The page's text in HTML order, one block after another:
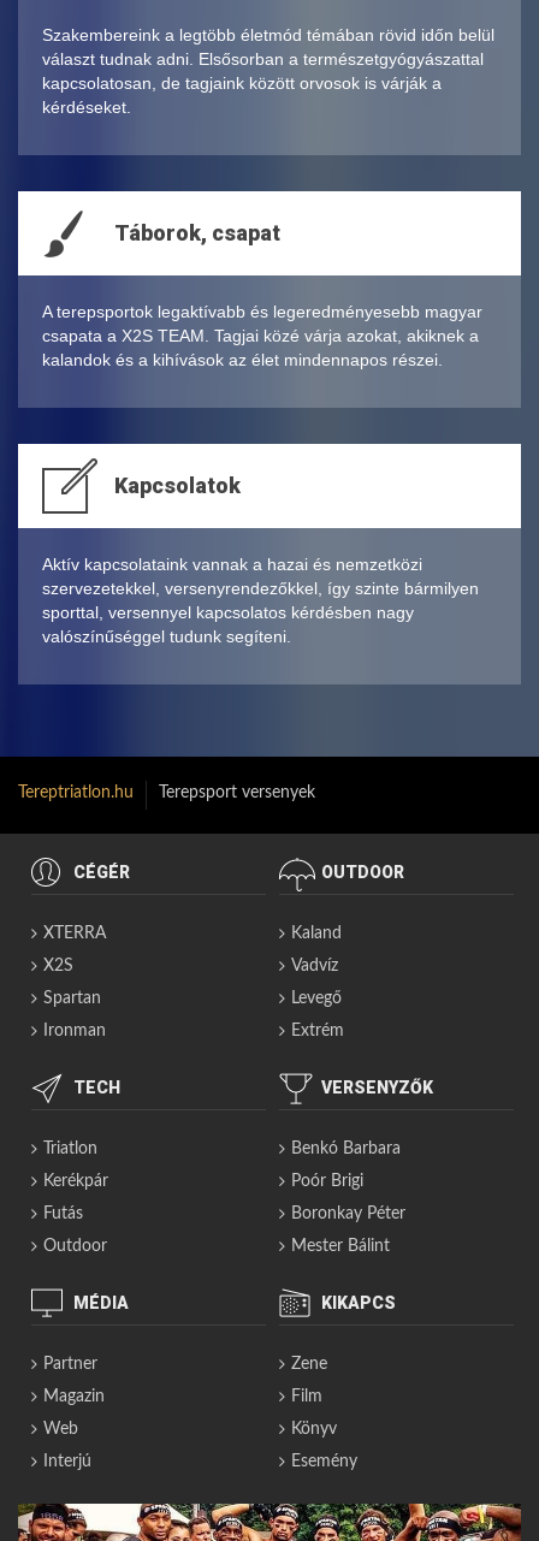
Szakembereink a legtöbb életmód témában rövid időn belül
választ tudnak adni. Elsősorban a természetgyógyászattal
kapcsolatosan, de tagjaink között orvosok is várják a
kérdéseket.
Táborok, csapat
A terepsportok legaktívabb és legeredményesebb magyar
csapata a X2S TEAM. Tagjai közé várja azokat, akiknek a
kalandok és a kihívások az élet mindennapos részei.
Kapcsolatok
Aktív kapcsolataink vannak a hazai és nemzetközi
szervezetekkel, versenyrendezőkkel, így szinte bármilyen
sporttal, versennyel kapcsolatos kérdésben nagy
valószínűséggel tudunk segíteni.
Tereptriatlon.hu Terepsport versenyek
CÉGÉR
XTERRA
X2S
Spartan
Ironman
OUTDOOR
Kaland
Vadvíz
Levegő
Extrém
TECH
Triatlon
Kerékpár
Futás
Outdoor
VERSENYZŐK
Benkó Barbara
Poór Brigi
Boronkay Péter
Mester Bálint
MÉDIA
Partner
Magazin
Web
Interjú
KIKAPCS
Zene
Film
Könyv
Esemény